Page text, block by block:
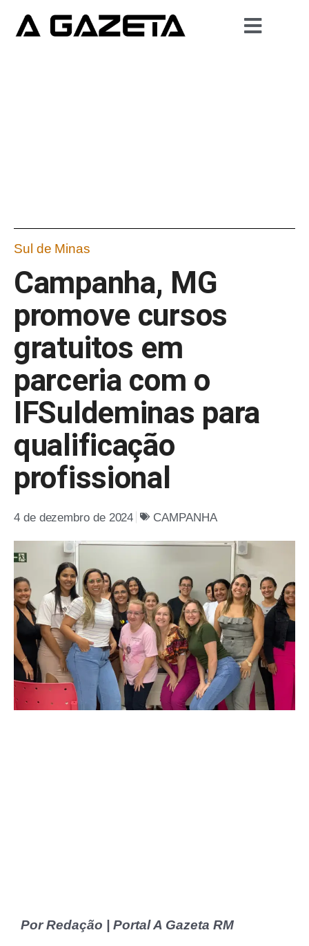
Sul de Minas
Campanha, MG
promove cursos
gratuitos em
parceria com o
IFSuldeminas para
qualificação
profissional
4 de dezembro de 2024 CAMPANHA
Por Redação | Portal A Gazeta RM